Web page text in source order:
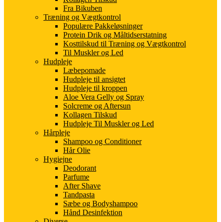
Fra Bikuben
Træning og Vægtkontrol
Populære Pakkeløsninger
Protein Drik og Måltidserstatning
Kosttilskud til Træning og Vægtkontrol
Til Muskler og Led
Hudpleje
Læbepomade
Hudpleje til ansigtet
Hudpleje til kroppen
Aloe Vera Gelly og Spray
Solcreme og Aftersun
Kollagen Tilskud
Hudpleje Til Muskler og Led
Hårpleje
Shampoo og Conditioner
Hår Olie
Hygiejne
Deodorant
Parfume
After Shave
Tandpasta
Sæbe og Bodyshampoo
Hånd Desinfektion